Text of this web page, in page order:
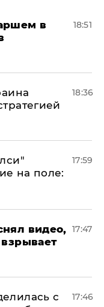
в
18:51
18:36
на поле:
17:59
видео, 17:47
с
17:46